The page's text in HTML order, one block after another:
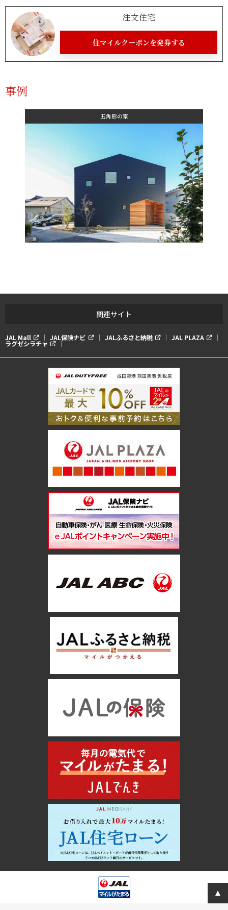
注文住宅
住マイルクーポンを発券する
事例
五角形の家
関連サイト
JAL Mall JAL保険ナビ JALふるさと納税 JAL PLAZA
ラグゼシラチャ